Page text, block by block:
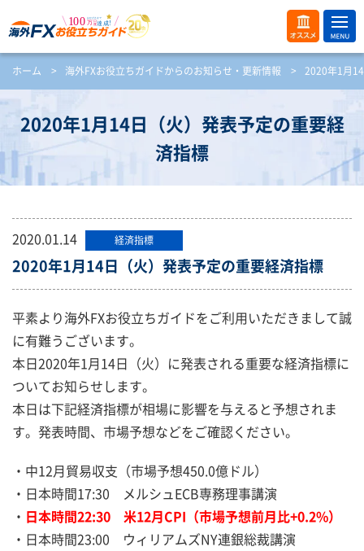
オス
スメ
ME
NU
開
く
ホーム > 海外FXお役立ちガイドからのお知らせ・更新情報 > 2020年1月
2020年1月14日（火）発表予定の重要経
済指標
2020.01.14 経済指標
2020年1月14日（火）発表予定の重要経済指標
平素より海外FXお役立ちガイドをご利用いただきまして誠
に有難うございます。
本日2020年1月14日（火）に発表される重要な経済指標に
ついてお知らせします。
本日は下記経済指標が相場に影響を与えると予想されま
す。発表時間、市場予想などをご確認ください。
・中12月貿易収支（市場予想450.0億ドル）
・日本時間17:30 メルシュECB専務理事講演
・ 日本時間22:30 米12月CPI（市場予想前月比+0.2%）
・日本時間23:00 ウィリアムズNY連銀総裁講演